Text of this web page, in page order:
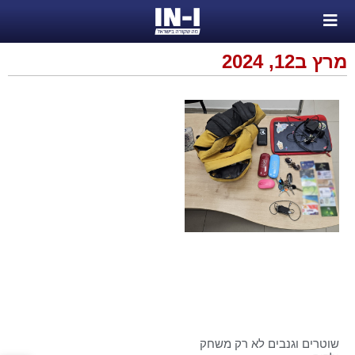
מרץ ב12, 2024
שוטרים וגנבים לא רק משחק